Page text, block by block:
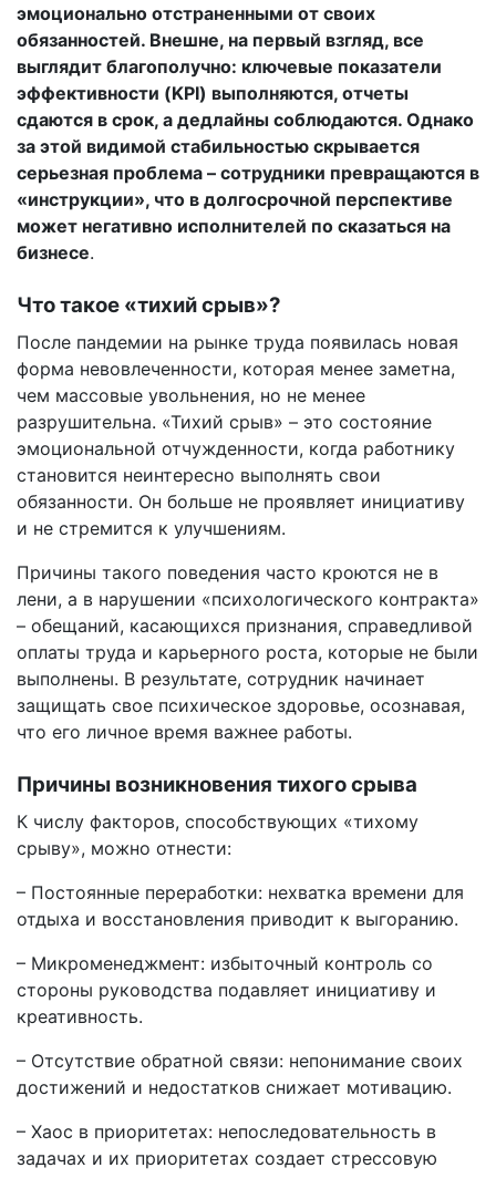
эмоционально отстраненными от своих
обязанностей. Внешне, на первый взгляд, все
выглядит благополучно: ключевые показатели
эффективности (KPI) выполняются, отчеты
сдаются в срок, а дедлайны соблюдаются. Однако
за этой видимой стабильностью скрывается
серьезная проблема – сотрудники превращаются в
«инструкции», что в долгосрочной перспективе
может негативно исполнителей по сказаться на
бизнесе.
Что такое «тихий срыв»?
После пандемии на рынке труда появилась новая
форма невовлеченности, которая менее заметна,
чем массовые увольнения, но не менее
разрушительна. «Тихий срыв» – это состояние
эмоциональной отчужденности, когда работнику
становится неинтересно выполнять свои
обязанности. Он больше не проявляет инициативу
и не стремится к улучшениям.
Причины такого поведения часто кроются не в
лени, а в нарушении «психологического контракта»
– обещаний, касающихся признания, справедливой
оплаты труда и карьерного роста, которые не были
выполнены. В результате, сотрудник начинает
защищать свое психическое здоровье, осознавая,
что его личное время важнее работы.
Причины возникновения тихого срыва
К числу факторов, способствующих «тихому
срыву», можно отнести:
– Постоянные переработки: нехватка времени для
отдыха и восстановления приводит к выгоранию.
– Микроменеджмент: избыточный контроль со
стороны руководства подавляет инициативу и
креативность.
– Отсутствие обратной связи: непонимание своих
достижений и недостатков снижает мотивацию.
– Хаос в приоритетах: непоследовательность в
задачах и их приоритетах создает стрессовую